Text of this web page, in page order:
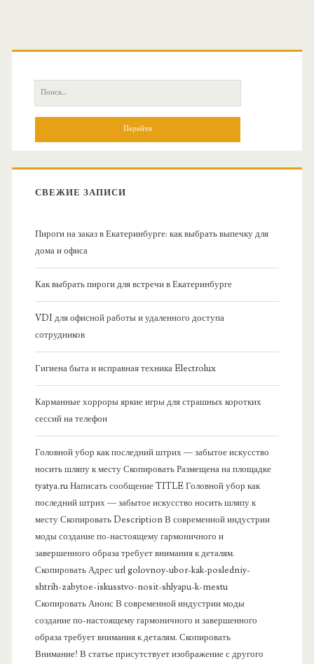
О
П
о
:
СВЕЖИЕ ЗАПИСИ
Пироги на заказ в Екатеринбурге: как выбрать выпечку для
дома и офиса
Как выбрать пироги для встречи в Екатеринбурге
VDI для офисной работы и удаленного доступа
сотрудников
Гигиена быта и исправная техника Electrolux
Карманные хорроры яркие игры для страшных коротких
сессий на телефон
Головной убор как последний штрих — забытое искусство
носить шляпу к месту Скопировать Размещена на площадке
tyatya.ru Написать сообщение TITLE Головной убор как
последний штрих — забытое искусство носить шляпу к
месту Скопировать Description В современной индустрии
моды создание по-настоящему гармоничного и
завершенного образа требует внимания к деталям.
Скопировать Адрес url golovnoy-ubor-kak-posledniy-
shtrih-zabytoe-iskusstvo-nosit-shlyapu-k-mestu
Скопировать Анонс В современной индустрии моды
создание по-настоящему гармоничного и завершенного
образа требует внимания к деталям. Скопировать
Внимание! В статье присутствует изображение с другого